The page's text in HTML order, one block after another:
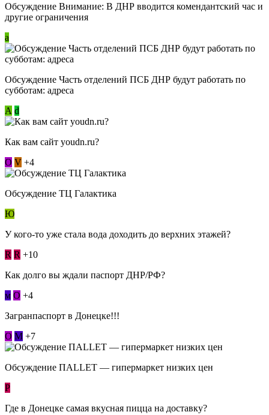
Обсуждение Внимание: В ДНР вводится комендантский час и
другие ограничения
a
Обсуждение Часть отделений ПСБ ДНР будут работать по
субботам: адреса
А d
Как вам сайт youdn.ru?
О V +4
Обсуждение ТЦ Галактика
Ю
У кого-то уже стала вода доходить до верхних этажей?
R R +10
Как долго вы ждали паспорт ДНР/РФ?
м О +4
Загранпаспорт в Донецке!!!
О М +7
Обсуждение ПАLLЕТ — гипермаркет низких цен
Р
Где в Донецке самая вкусная пицца на доставку?